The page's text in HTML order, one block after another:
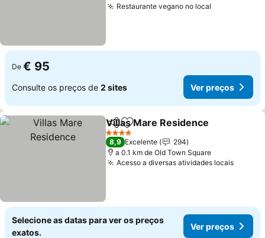
Restaurante vegano no local
De € 95
Consulte os preços de 2 sites Ver preços
PartilharAdicionar aos favoritos
Villas Mare Residence
4 Estrelas
8,9 Excelente
294
a 0.1 km de Old Town Square
Acesso a diversas atividades locais
Selecione as datas para ver os preços
exatos.
Ver preços